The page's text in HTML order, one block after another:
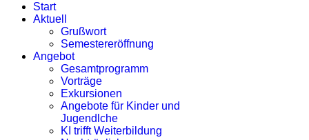
Start
Aktuell
Grußwort
Semestereröffnung
Angebot
Gesamtprogramm
Vorträge
Exkursionen
Angebote für Kinder und
Jugendlche
KI trifft Weiterbildung